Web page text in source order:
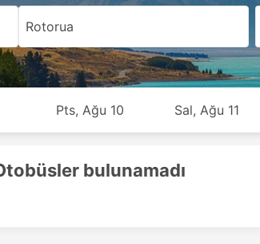
Rotorua
Pts, Ağu 10 Sal, Ağu 11
bulunamadı